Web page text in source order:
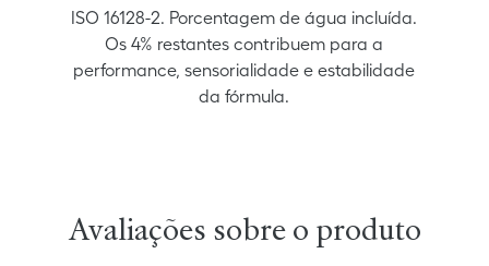
ISO 16128-2. Porcentagem de água incluída.
Os 4% restantes contribuem para a
performance, sensorialidade e estabilidade
da fórmula.